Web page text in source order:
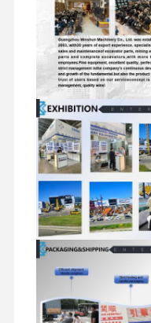
เครื่องยนต์คูโบต้า
เครื่องยนต์ Isuzu
เครื่องยนต์คัมมินส์
เครื่องยนต์ดีเซล
เครื่องยนต์มิตซูบิชิ
เครื่องยนต์ขุด
ชุดสร้างเครื่องยนต์ใหม่
ปั๊มฉีด
การประกอบเครื่องชาร์จ